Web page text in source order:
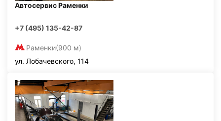
Автосервис Раменки
+7 (495) 135-42-87
Раменки(900 м)
ул. Лобачевского, 114